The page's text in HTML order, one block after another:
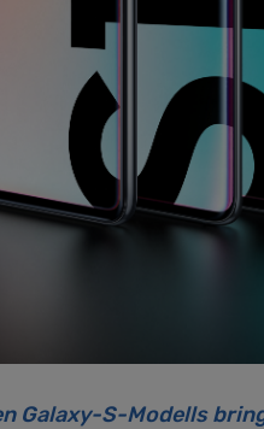
Galaxy-S-Modells